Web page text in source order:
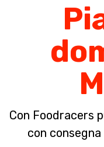
Con Foodracers
con